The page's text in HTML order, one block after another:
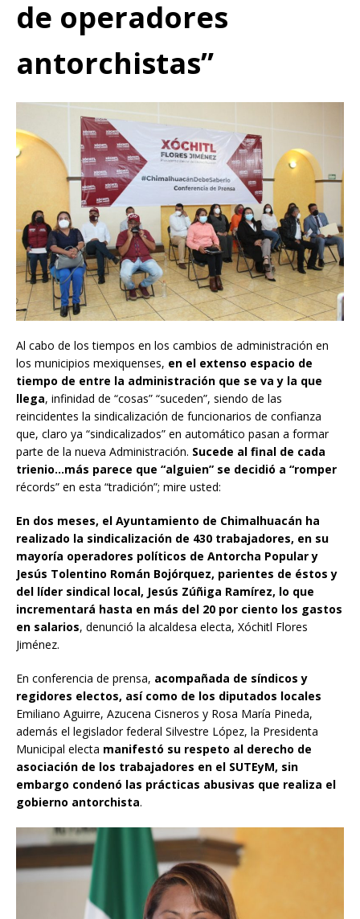
de operadores
antorchistas”
Al cabo de los tiempos en los cambios de administración en
los municipios mexiquenses, en el extenso espacio de
tiempo de entre la administración que se va y la que
llega, infinidad de “cosas” “suceden”, siendo de las
reincidentes la sindicalización de funcionarios de confianza
que, claro ya “sindicalizados” en automático pasan a formar
parte de la nueva Administración. Sucede al final de cada
trienio…más parece que “alguien” se decidió a “romper
récords” en esta “tradición”; mire usted:
En dos meses, el Ayuntamiento de Chimalhuacán ha
realizado la sindicalización de 430 trabajadores, en su
mayoría operadores políticos de Antorcha Popular y
Jesús Tolentino Román Bojórquez, parientes de éstos y
del líder sindical local, Jesús Zúñiga Ramírez, lo que
incrementará hasta en más del 20 por ciento los gastos
en salarios, denunció la alcaldesa electa, Xóchitl Flores
Jiménez.
En conferencia de prensa, acompañada de síndicos y
regidores electos, así como de los diputados locales
Emiliano Aguirre, Azucena Cisneros y Rosa María Pineda,
además el legislador federal Silvestre López, la Presidenta
Municipal electa manifestó su respeto al derecho de
asociación de los trabajadores en el SUTEyM, sin
embargo condenó las prácticas abusivas que realiza el
gobierno antorchista.